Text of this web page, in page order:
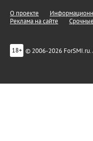
О проекте
Реклама на сайте
18+ © 2006-2026